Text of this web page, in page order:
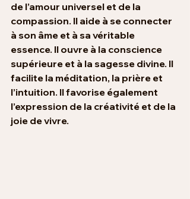
de l’amour universel et de la
compassion. Il aide à se connecter
à son âme et à sa véritable
essence. Il ouvre à la conscience
supérieure et à la sagesse divine. Il
facilite la méditation, la prière et
l’intuition. Il favorise également
l’expression de la créativité et de la
joie de vivre.